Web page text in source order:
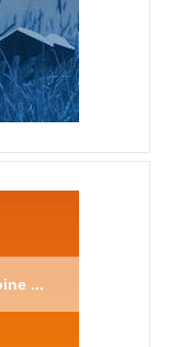
...